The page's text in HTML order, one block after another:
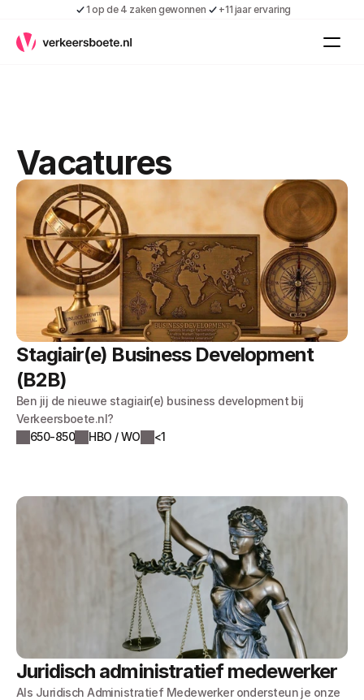
1 op de 4 zaken gewonnen +11 jaar ervaring
Kennis
Over ons
Inloggen
Vacatures
Stagiair(e) Business Development
(B2B)
Ben jij de nieuwe stagiair(e) business development bij
Verkeersboete.nl?
650-850
HBO / WO <1
Juridisch administratief medewerker
Als Juridisch Administratief Medewerker ondersteun je onze